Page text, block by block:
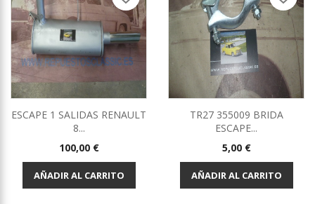
ESCAPE 1 SALIDAS RENAULT
8...
Precio
100,00 €
AÑADIR AL CARRITO
TR27 355009 BRIDA
ESCAPE...
Precio
5,00 €
AÑADIR AL CARRITO